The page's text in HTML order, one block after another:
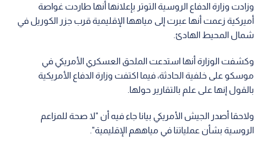
وزادت وزارة الدفاع الروسية التوتر بإعلانها أنها طاردت غواصة
أميركية زعمت أنها عبرت إلى مياهها الإقليمية قرب جزر الكوريل في
شمال المحيط الهادئ.
وكشفت الوزارة أنها استدعت الملحق العسكري الأمريكي في
موسكو على خلفية الحادثة، فيما اكتفت وزارة الدفاع الأمريكية
بالقول إنها على علم بالتقارير حولها.
ولاحقا أصدر الجيش الأمريكي بيانا جاء فيه أن "لا صحة للمزاعم
الروسية بشأن عملياتنا في مياههم الإقليمية".